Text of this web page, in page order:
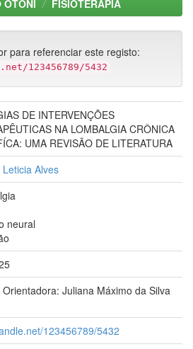
OTONI
FISIOTERAPIA
para referenciar este registo:
123456789/5432
DE INTERVENÇÕES
NA LOMBALGIA CRÔNICA
UMA REVISÃO DE LITERATURA
Alves
neural
Juliana Máximo da Silva
123456789/5432